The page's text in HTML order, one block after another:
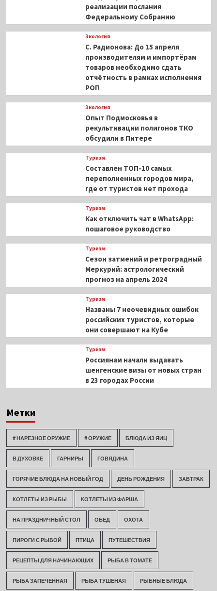
реализации послания
Федеральному Собранию
Экология
С. Радионова: До 15 апреля
производителям и импортёрам
товаров необходимо сдать
отчётность в рамках исполнения
РОП
Экология
Опыт Подмосковья в
рекультивации полигонов ТКО
обсудили в Питере
Туризм
Составлен ТОП-10 самых
переполненных городов мира,
где от туристов нет прохода
Туризм
Как отключить чат в WhatsApp:
пошаговое руководство
Туризм
Сезон затмений и ретроградный
Меркурий: астрологический
прогноз на апрель 2024
Туризм
Названы 7 неочевидных ошибок
российских туристов, которые
они совершают на Кубе
Туризм
Россиянам начали выдавать
шенгенские визы от новых стран
в 23 городах России
Метки
# НАРЕЗНОЕ ОРУЖИЕ # ОРУЖИЕ БЛЮДА ИЗ ЯИЦ
В ДУХОВКЕ ГАРНИРЫ ГОВЯДИНА
ГОРЯЧИЕ БЛЮДА НА НОВЫЙ ГОД ДЕНЬ РОЖДЕНИЯ ЗАВТРАК
КОТЛЕТЫ ИЗ РЫБЫ КОТЛЕТЫ ИЗ ФАРША
НА ПРАЗДНИЧНЫЙ СТОЛ ОБЕД ОХОТА
ПИРОГИ С РЫБОЙ ПТИЦА ПУТЕШЕСТВИЯ
РЕЦЕПТЫ ДЛЯ НАЧИНАЮЩИХ РЫБА В ТОМАТЕ
РЫБА ЗАПЕЧЕННАЯ РЫБА ТУШЕНАЯ РЫБНЫЕ БЛЮДА